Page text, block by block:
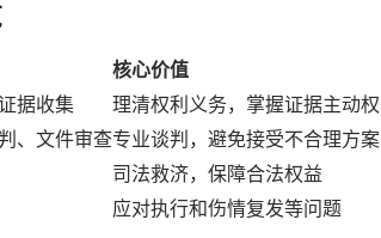
核心价值
据收集
理清权利义务，掌握证据主动权
、文件审查专业谈判，避免接受不合理方案
司法救济，保障合法权益
应对执行和伤情复发等问题